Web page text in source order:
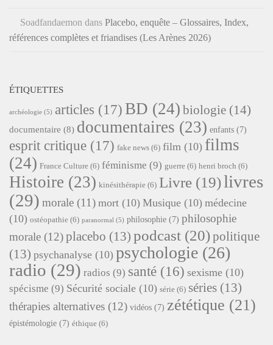
Soadfandaemon dans Placebo, enquête – Glossaires, Index,
références complètes et friandises (Les Arènes 2026)
ÉTIQUETTES
archéologie (5) articles (17) BD (24) biologie (14)
documentaire (8) documentaires (23) enfants (7)
esprit critique (17) fake news (6) film (10) films
(24) France Culture (6) féminisme (9) guerre (6) henri broch (6)
Histoire (23) kinésithérapie (6) Livre (19)livres
(29) morale (11) mort (10) Musique (10) médecine
(10) ostéopathie (6) paranormal (5) philosophie (7) philosophie
morale (12)placebo (13) podcast (20)politique
(13) psychanalyse (10) psychologie (26)
radio (29) radios (9) santé (16) sexisme (10)
spécisme (9) Sécurité sociale (10) série (6) séries (13)
thérapies alternatives (12) vidéos (7) zététique (21)
épistémologie (7) éthique (6)